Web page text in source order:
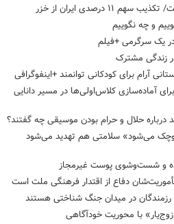
درصدی ایران از خزر
و چه نگوییم
یک سرگرمی +فیلم
زندگی مشترک
آرام برای کودکانی توانمند +اینفوگرافی
تا کلاس درس؛ ۶ گام برای آماده‌سازی کلاس‌اولی‌ها در مسیر دانایی
حلال و حرام بودن موسیقی چه گفتند؟
می‌شود» سلامتی هم تهدید می‌شود
و شست‌وشوی پوست غیرمجاز
دفاع از اقتدار فرهنگی ملت است
رزمندگان در میدان جنگ شناختی هستند
با محوریت خودآگاهی